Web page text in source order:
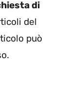
di
del
può